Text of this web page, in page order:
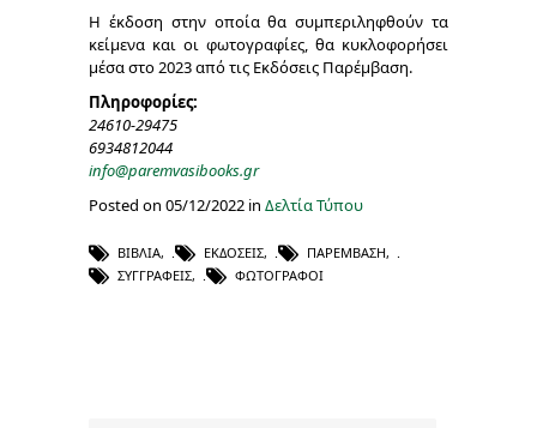
Η έκδοση στην οποία θα συμπεριληφθούν τα
κείμενα και οι φωτογραφίες, θα κυκλοφορήσει
μέσα στο 2023 από τις Εκδόσεις Παρέμβαση.
Πληροφορίες:
24610-29475
6934812044
info@paremvasibooks.gr
Posted on 05/12/2022 in Δελτία Τύπου
ΒΙΒΛΊΑ, ΕΚΔΌΣΕΙΣ, ΠΑΡΕΜΒΑΣΗ,
ΣΥΓΓΡΑΦΕΊΣ, ΦΩΤΟΓΡΆΦΟΙ